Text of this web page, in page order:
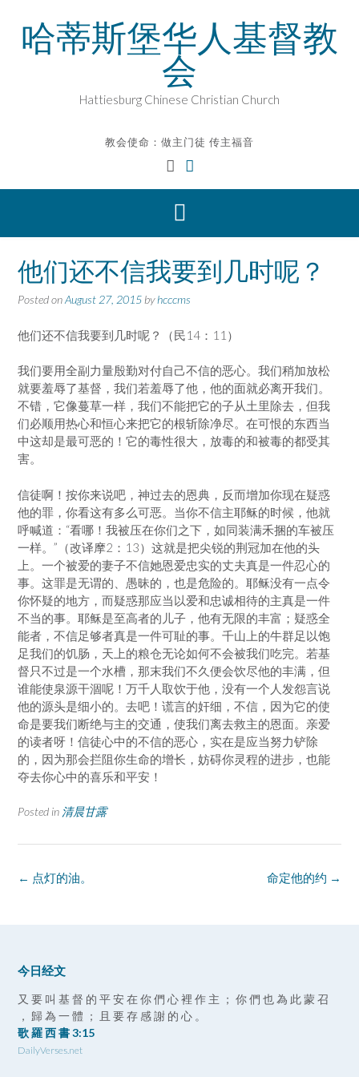
content哈蒂斯堡华人基督教
会
Hattiesburg Chinese Christian Church
教会使命：做主门徒 传主福音
他们还不信我要到几时呢？
Posted onAugust 27, 2015 byhcccms
他们还不信我要到几时呢？（民14：11）
我们要用全副力量殷勤对付自己不信的恶心。我们稍加放松
就要羞辱了基督，我们若羞辱了他，他的面就必离开我们。
不错，它像蔓草一样，我们不能把它的子从土里除去，但我
们必顺用热心和恒心来把它的根斩除净尽。在可恨的东西当
中这却是最可恶的！它的毒性很大，放毒的和被毒的都受其
害。
信徒啊！按你来说吧，神过去的恩典，反而增加你现在疑惑
他的罪，你看这有多么可恶。当你不信主耶稣的时候，他就
呼喊道：“看哪！我被压在你们之下，如同装满禾捆的车被压
一样。”（改译摩2：13）这就是把尖锐的荆冠加在他的头
上。一个被爱的妻子不信她恩爱忠实的丈夫真是一件忍心的
事。这罪是无谓的、愚昧的，也是危险的。耶稣没有一点令
你怀疑的地方，而疑惑那应当以爱和忠诚相待的主真是一件
不当的事。耶稣是至高者的儿子，他有无限的丰富；疑惑全
能者，不信足够者真是一件可耻的事。千山上的牛群足以饱
足我们的饥肠，天上的粮仓无论如何不会被我们吃完。若基
督只不过是一个水槽，那末我们不久便会饮尽他的丰满，但
谁能使泉源干涸呢！万千人取饮于他，没有一个人发怨言说
他的源头是细小的。去吧！谎言的奸细，不信，因为它的使
命是要我们断绝与主的交通，使我们离去救主的恩面。亲爱
的读者呀！信徒心中的不信的恶心，实在是应当努力铲除
的，因为那会拦阻你生命的增长，妨碍你灵程的进步，也能
夺去你心中的喜乐和平安！
Posted in 清晨甘露
Post
命定他的约 →
← 点灯的油。
今日经文
又 要 叫 基 督 的 平 安 在 你 們 心 裡 作 主 ； 你 們 也 為 此 蒙 召
， 歸 為 一 體 ； 且 要 存 感 謝 的 心 。
歌 羅 西 書 3:15
DailyVerses.net